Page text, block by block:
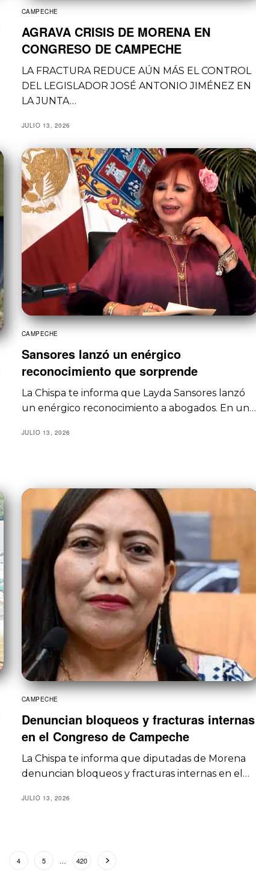
CAMPECHE
AGRAVA CRISIS DE MORENA EN
CONGRESO DE CAMPECHE
LA FRACTURA REDUCE AÚN MÁS EL CONTROL
DEL LEGISLADOR JOSÉ ANTONIO JIMÉNEZ EN
LA JUNTA…
JULIO 13, 2026
CAMPECHE
Sansores lanzó un enérgico
reconocimiento que sorprende
La Chispa te informa que Layda Sansores lanzó
un enérgico reconocimiento a abogados. En un…
JULIO 13, 2026
CAMPECHE
Denuncian bloqueos y fracturas internas
en el Congreso de Campeche
La Chispa te informa que diputadas de Morena
denuncian bloqueos y fracturas internas en el…
JULIO 13, 2026
4 5 … 420